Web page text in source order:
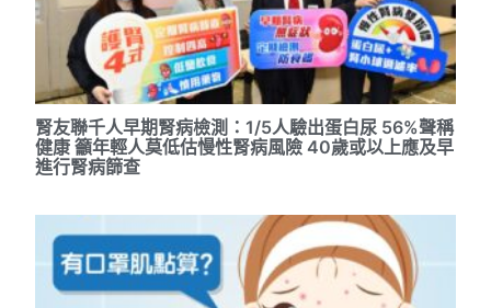
腎友聯千人早期腎病檢測：1/5人驗出蛋白尿 56%聲稱
健康 籲年輕人莫低估慢性腎病風險 40歲或以上應及早
進行腎病篩查